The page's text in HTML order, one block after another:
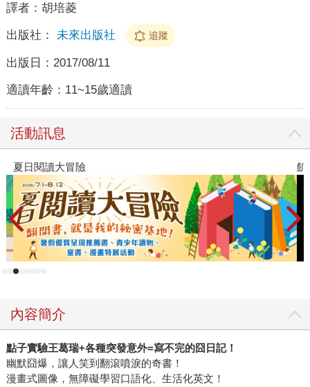
譯者： 胡培菱
出版社： 未來出版社 追蹤
出版日： 2017/08/11
適讀年齡： 11~15歲適讀
活動訊息
飢餓遊戲前傳贈早優券
內容簡介
點子實驗王葛瑞+各種突發意外=寫不完的囧日記！
幽默囧爆，讓人笑到翻滾噴淚的奇書！
漫畫式圖像，無障礙學習口語化、生活化英文！